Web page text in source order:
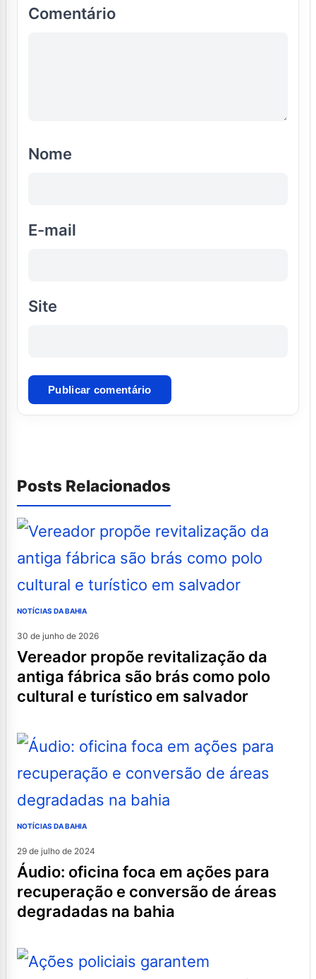
Comentário
Nome
E-mail
Site
Posts Relacionados
NOTÍCIAS DA BAHIA
30 de junho de 2026
vereador propõe revitalização da
antiga fábrica são brás como polo
cultural e turístico em salvador
NOTÍCIAS DA BAHIA
29 de julho de 2024
áudio: oficina foca em ações para
recuperação e conversão de áreas
degradadas na bahia